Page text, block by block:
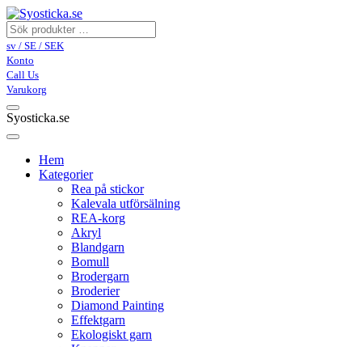
sv / SE / SEK
Konto
Call Us
Varukorg
Syosticka.se
Hem
Kategorier
Rea på stickor
Kalevala utförsälning
REA-korg
Akryl
Blandgarn
Bomull
Brodergarn
Broderier
Diamond Painting
Effektgarn
Ekologiskt garn